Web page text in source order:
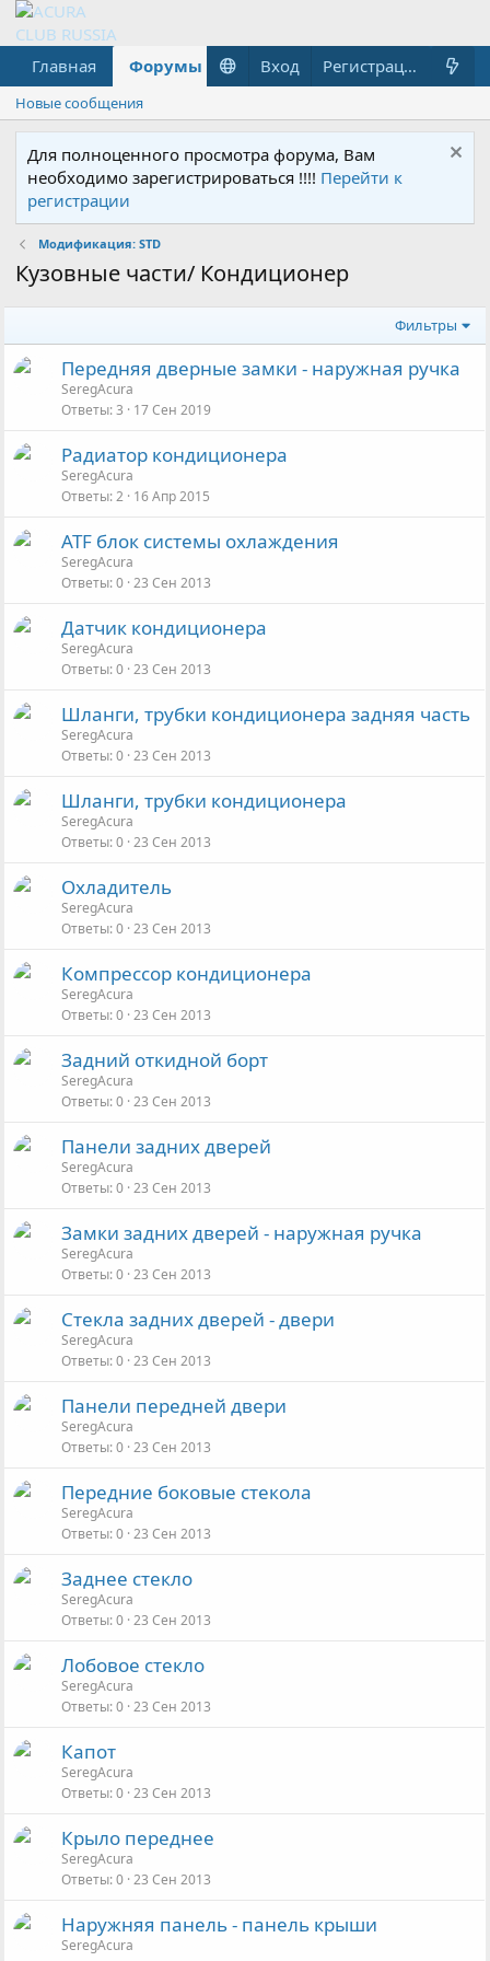
Главная Форумы Что нового? Гараж
Вход Регистрация
Новые сообщения
Для полноценного просмотра форума, Вам
необходимо зарегистрироваться !!!! Перейти к
регистрации
Модификация: STD
Кузовные части/ Кондиционер
Фильтры
Передняя дверные замки - наружная ручка
SeregAcura
Ответы 3 17 Сен 2019
Радиатор кондиционера
SeregAcura
Ответы 2 16 Апр 2015
ATF блок системы охлаждения
SeregAcura
Ответы 0 23 Сен 2013
Датчик кондиционера
SeregAcura
Ответы 0 23 Сен 2013
Шланги, трубки кондиционера задняя часть
SeregAcura
Ответы 0 23 Сен 2013
Шланги, трубки кондиционера
SeregAcura
Ответы 0 23 Сен 2013
Охладитель
SeregAcura
Ответы 0 23 Сен 2013
Компрессор кондиционера
SeregAcura
Ответы 0 23 Сен 2013
Задний откидной борт
SeregAcura
Ответы 0 23 Сен 2013
Панели задних дверей
SeregAcura
Ответы 0 23 Сен 2013
Замки задних дверей - наружная ручка
SeregAcura
Ответы 0 23 Сен 2013
Стекла задних дверей - двери
SeregAcura
Ответы 0 23 Сен 2013
Панели передней двери
SeregAcura
Ответы 0 23 Сен 2013
Передние боковые стекола
SeregAcura
Ответы 0 23 Сен 2013
Заднее стекло
SeregAcura
Ответы 0 23 Сен 2013
Лобовое стекло
SeregAcura
Ответы 0 23 Сен 2013
Капот
SeregAcura
Ответы 0 23 Сен 2013
Крыло переднее
SeregAcura
Ответы 0 23 Сен 2013
Наружняя панель - панель крыши
SeregAcura